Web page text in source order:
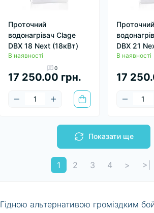
Проточний
водонагрівач Clage
DBX 18 Next (18кВт)
В наявності
0
17 250.00 грн.
Проточний
DBX 21
В наявності
17
Показати ще
1 2 3 4 > >|
Гідною альтернативою громіздким